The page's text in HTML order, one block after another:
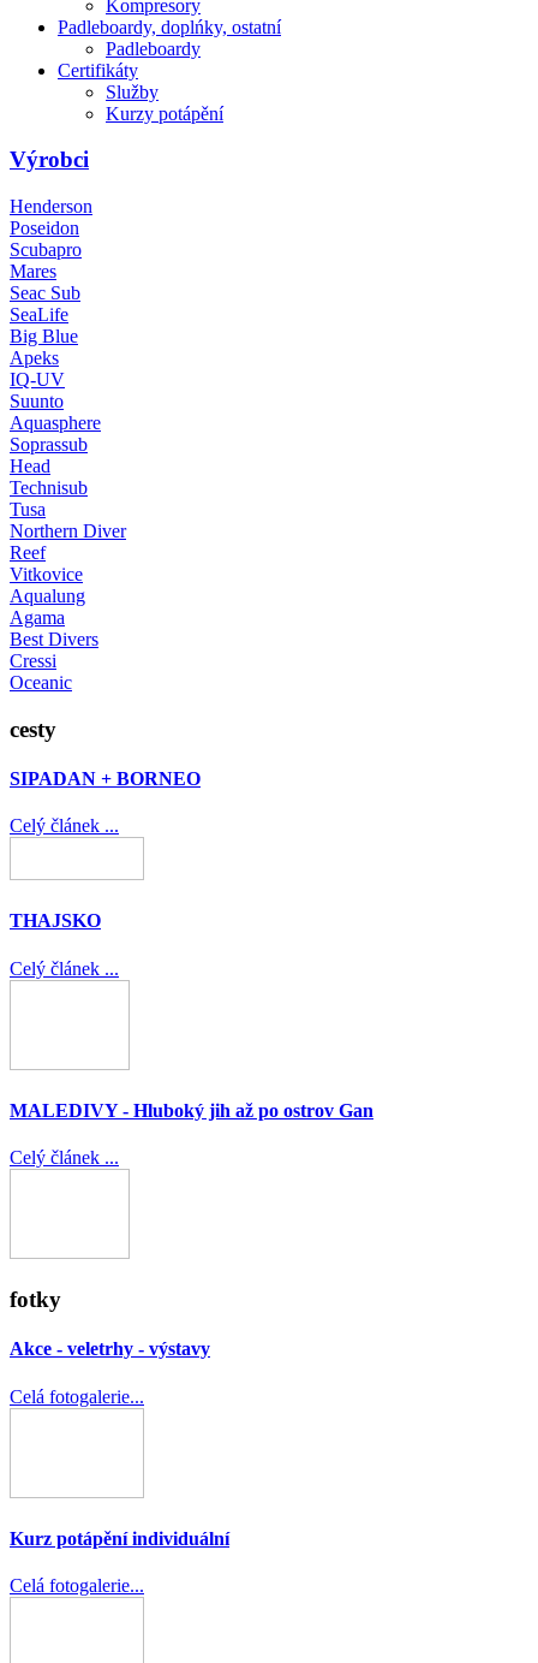
Kompresory
Padleboardy, doplńky, ostatní
Padleboardy
Certifikáty
Služby
Kurzy potápění
Výrobci
Henderson
Poseidon
Scubapro
Mares
Seac Sub
SeaLife
Big Blue
Apeks
IQ-UV
Suunto
Aquasphere
Soprassub
Head
Technisub
Tusa
Northern Diver
Reef
Vitkovice
Aqualung
Agama
Best Divers
Cressi
Oceanic
cesty
SIPADAN + BORNEO
Celý článek ...
THAJSKO
Celý článek ...
MALEDIVY - Hluboký jih až po ostrov Gan
Celý článek ...
fotky
Akce - veletrhy - výstavy
Celá fotogalerie...
Kurz potápění individuální
Celá fotogalerie...